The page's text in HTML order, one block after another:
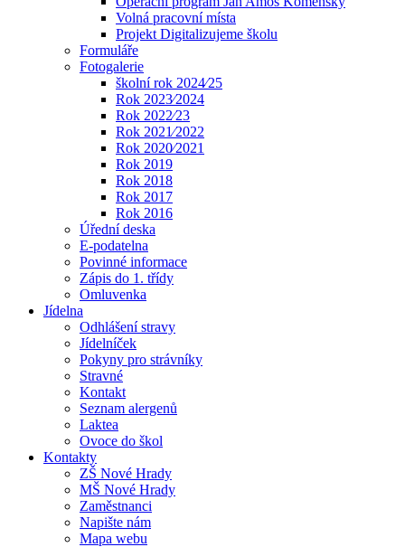
Volná pracovní místa
Projekt Digitalizujeme školu
Formuláře
Fotogalerie
školní rok 2024⁄25
Rok 2023⁄2024
Rok 2022⁄23
Rok 2021⁄2022
Rok 2020⁄2021
Rok 2019
Rok 2018
Rok 2017
Rok 2016
Úřední deska
E-podatelna
Povinné informace
Zápis do 1. třídy
Omluvenka
Jídelna
Odhlášení stravy
Jídelníček
Pokyny pro strávníky
Stravné
Kontakt
Seznam alergenů
Laktea
Ovoce do škol
Kontakty
ZŠ Nové Hrady
MŠ Nové Hrady
Zaměstnanci
Napište nám
Mapa webu